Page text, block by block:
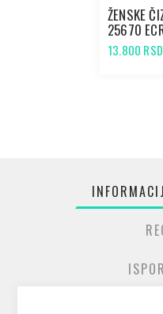
ŽENSKE
25670
13.800 RSD